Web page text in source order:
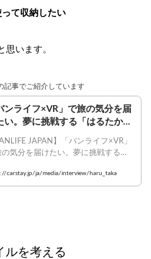
て収納したい
思います。
記事でご紹介しています
ンライフ×VR」で旅の気分を届
い。夢に挑戦する「はるたかチ
JAPAN】「バンライフ×VR」
の気分を届けたい。夢に挑戦する
#レクサス #VANLIFEJAPAN #車中泊
carstay.jp/ja/media/interview/haru_taka
ルを考える